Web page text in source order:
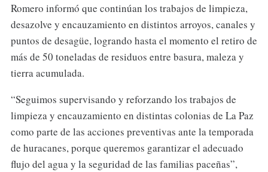
Romero informó que continúan los trabajos de limpieza,
desazolve y encauzamiento en distintos arroyos, canales y
puntos de desagüe, logrando hasta el momento el retiro de
más de 50 toneladas de residuos entre basura, maleza y
tierra acumulada.
“Seguimos supervisando y reforzando los trabajos de
limpieza y encauzamiento en distintas colonias de La Paz
como parte de las acciones preventivas ante la temporada
de huracanes, porque queremos garantizar el adecuado
flujo del agua y la seguridad de las familias paceñas”,